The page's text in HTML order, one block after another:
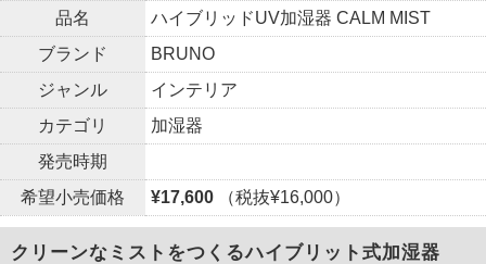
品名
ハイブリッドUV加湿器 CALM MIST
ブランド
BRUNO
ジャンル
インテリア
カテゴリ
加湿器
発売時期
希望小売価格
¥17,600 （税抜¥16,000）
クリーンなミストをつくるハイブリット式加湿器